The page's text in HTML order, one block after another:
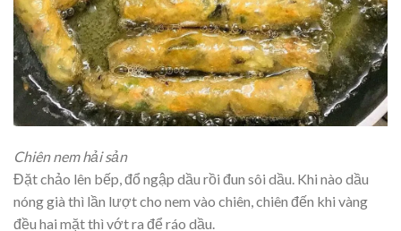
Chiên nem hải sản
Đặt chảo lên bếp, đổ ngập dầu rồi đun sôi dầu. Khi nào dầu
nóng già thì lần lượt cho nem vào chiên, chiên đến khi vàng
đều hai mặt thì vớt ra để ráo dầu.